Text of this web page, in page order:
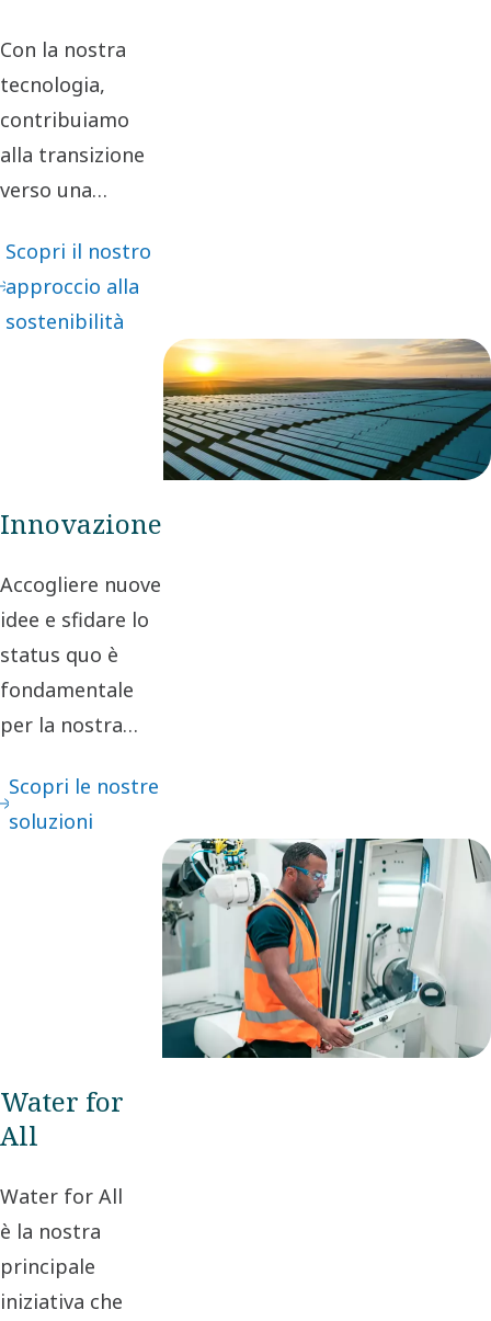
Con la nostra
tecnologia,
contribuiamo
alla transizione
verso una
emissioni di
carbonio.
Assumendoci la
rapporti
commerciali,
creiamo valore
per i nostri
stakeholder e
per tutta la
Scopri il nostro
approccio alla
sostenibilità
Innovazione
Accogliere nuove
idee e sfidare lo
status quo è
fondamentale
per la nostra
Questo porta al
perfezionamento
Scopri le nostre
soluzioni
Water for
All
Water for All
è la nostra
principale
iniziativa che